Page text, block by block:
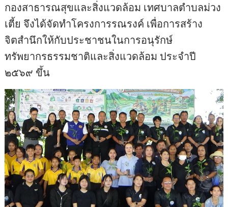
กองสาธารณสุขและสิ่งแวดล้อม เทศบาลตำบลม่วง
เตี้ย จึงได้จัดทำโครงการรณรงค์ เพื่อการสร้าง
จิตสำนึกให้กับประชาชนในการอนุรักษ์
ทรัพยากรธรรมชาติและสิ่งแวดล้อม ประจำปี
๒๕๖๙ ขึ้น